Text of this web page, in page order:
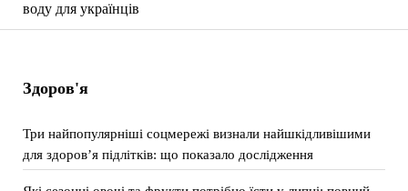
воду для українців
Здоров'я
Три найпопулярніші соцмережі визнали найшкідливішими
для здоров’я підлітків: що показало дослідження